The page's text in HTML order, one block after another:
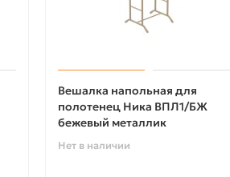
Вешалка напольная для
полотенец Ника ВПЛ1/БЖ
бежевый металлик
Нет в наличии